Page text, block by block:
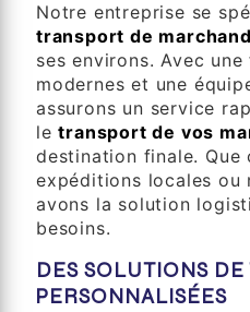
Notre entreprise se
transport de
ses environs. Avec
modernes et une
assurons un service
letransport de vos
destination finale. Que
expéditions locales ou
avons la solution
besoins.
DES SOLUTIONS
PERSONNALISÉES